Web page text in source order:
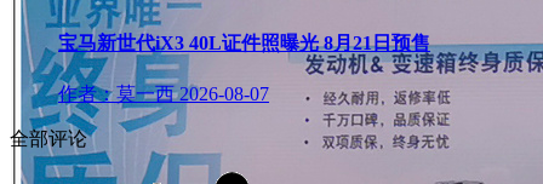
宝马新世代iX3 40L证件照曝光 8月21日预售
作者：莫一西 2026-08-07
全部评论